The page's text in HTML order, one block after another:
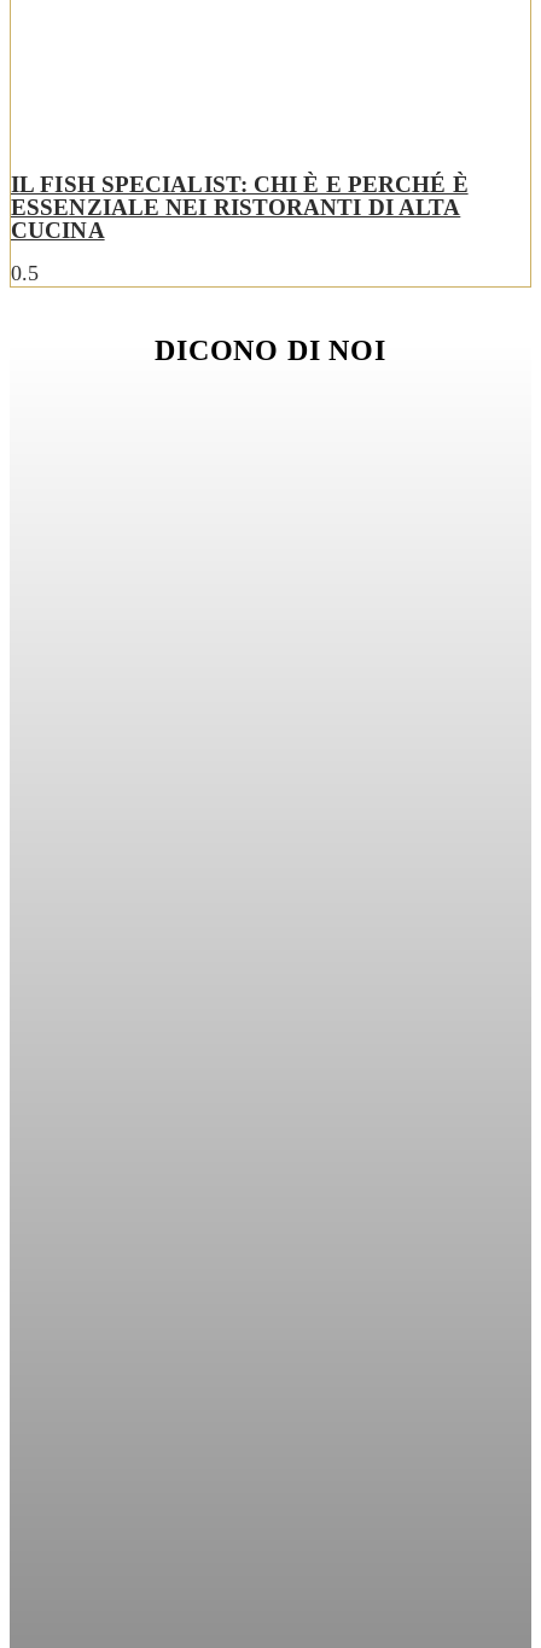
IL FISH SPECIALIST: CHI È E PERCHÉ È
ESSENZIALE NEI RISTORANTI DI ALTA
CUCINA
DICONO DI NOI